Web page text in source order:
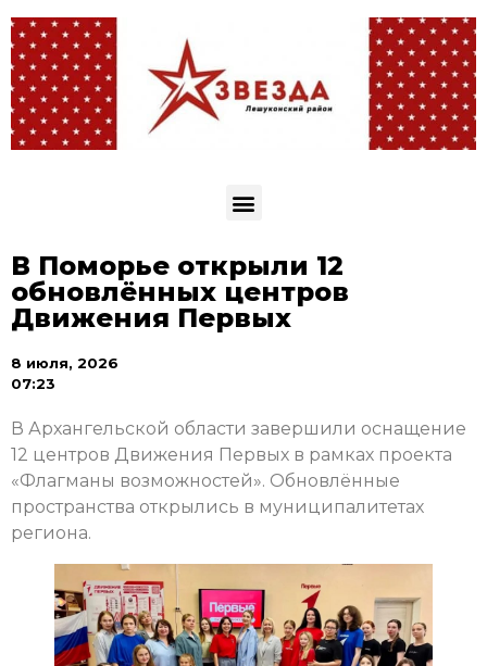
В Поморье открыли 12
обновлённых центров
Движения Первых
8 июля, 2026
07:23
В Архангельской области завершили оснащение
12 центров Движения Первых в рамках проекта
«Флагманы возможностей». Обновлённые
пространства открылись в муниципалитетах
региона.